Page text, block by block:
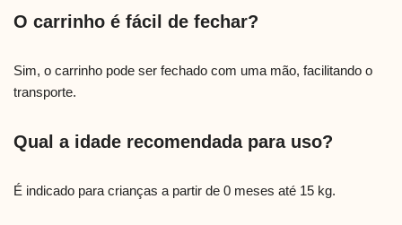
O carrinho é fácil de fechar?
Sim, o carrinho pode ser fechado com uma mão, facilitando o
transporte.
Qual a idade recomendada para uso?
É indicado para crianças a partir de 0 meses até 15 kg.